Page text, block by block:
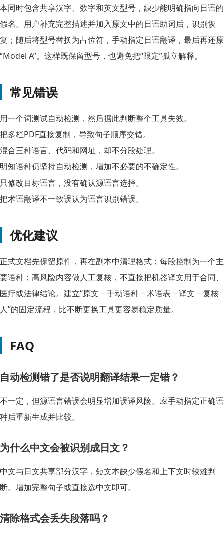
本同时包含共享汉字、数字和英文型号，缺少能明确指向日语的
假名。用户补充完整描述并加入原文中的日语助词后，识别恢
复；随后将型号替换为占位符，手动指定日语翻译，最后再还原
“Model A”。这样既保留型号，也避免把“限定”孤立解释。
常见错误
用一个词测试自动检测，然后据此判断整个工具失效。
把多栏PDF直接复制，导致句子顺序交错。
混合三种语言、代码和网址，却不分段处理。
明知语种仍坚持自动检测，增加不必要的不确定性。
只修改目标语言，没有确认源语言选择。
把术语翻译不一致误认为语言识别错误。
优化建议
正式文档先保留原件，再在副本中清理格式；每段控制为一个主
要语种；高风险内容做人工复核，不直接把机器译文用于合同、
医疗或法律结论。建立“原文－手动语种－术语表－译文－复核
人”的固定流程，比不断更换工具更容易稳定质量。
FAQ
自动检测错了是否说明翻译结果一定错？
不一定，但源语言错误会明显增加误译风险。应手动指定正确语
种后重新生成并比较。
为什么中文会被识别成日文？
中文与日文共享部分汉字，短文本缺少假名和上下文时较难判
断。增加完整句子或直接选中文即可。
清除格式会丢失段落吗？